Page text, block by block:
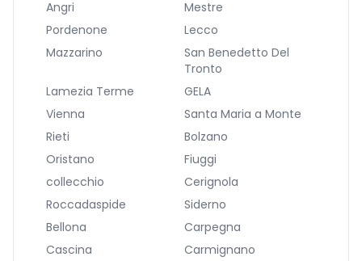
Angri
Mestre
Pordenone
Lecco
Mazzarino
San Benedetto Del
Tronto
Lamezia Terme
GELA
Vienna
Santa Maria a Monte
Rieti
Bolzano
Oristano
Fiuggi
collecchio
Cerignola
Roccadaspide
Siderno
Bellona
Carpegna
Cascina
Carmignano